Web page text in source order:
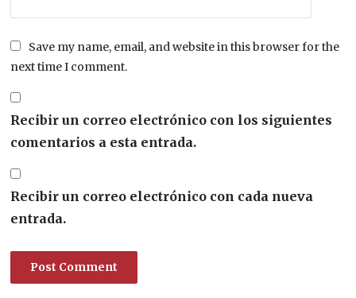
Save my name, email, and website in this browser for the
next time I comment.
Recibir un correo electrónico con los siguientes
comentarios a esta entrada.
Recibir un correo electrónico con cada nueva
entrada.